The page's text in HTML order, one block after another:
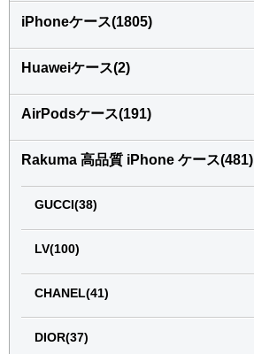
iPhoneケース(1805)
Huaweiケース(2)
AirPodsケース(191)
Rakuma 高品質 iPhone ケース(481)
GUCCI(38)
LV(100)
CHANEL(41)
DIOR(37)